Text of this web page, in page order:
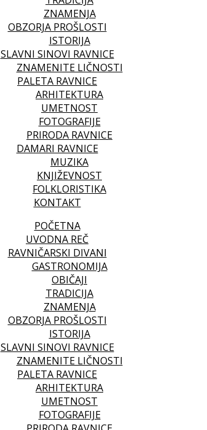
ZNAMENJA
OBZORJA PROŠLOSTI
ISTORIJA
SLAVNI SINOVI RAVNICE
ZNAMENITE LIČNOSTI
PALETA RAVNICE
ARHITEKTURA
UMETNOST
FOTOGRAFIJE
PRIRODA RAVNICE
DAMARI RAVNICE
MUZIKA
KNJIŽEVNOST
FOLKLORISTIKA
KONTAKT
POČETNA
UVODNA REČ
RAVNIČARSKI DIVANI
GASTRONOMIJA
OBIČAJI
TRADICIJA
ZNAMENJA
OBZORJA PROŠLOSTI
ISTORIJA
SLAVNI SINOVI RAVNICE
ZNAMENITE LIČNOSTI
PALETA RAVNICE
ARHITEKTURA
UMETNOST
FOTOGRAFIJE